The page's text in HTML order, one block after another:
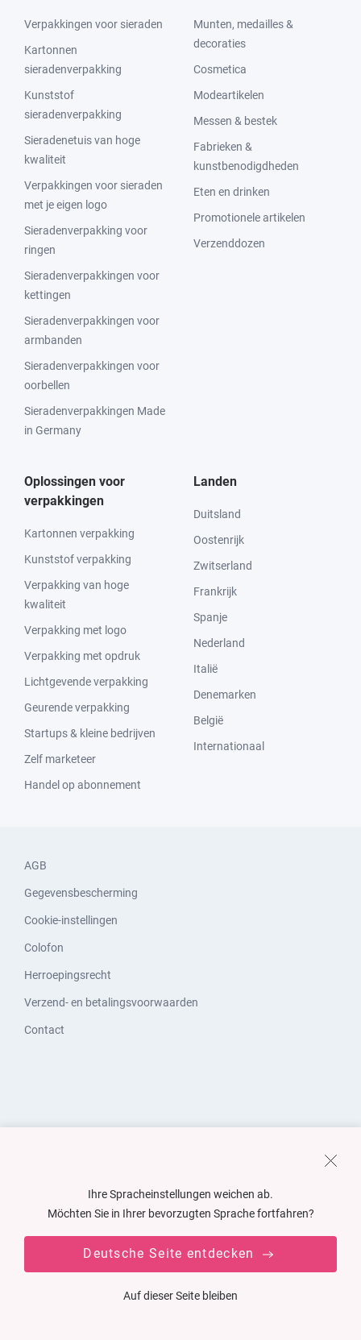
Verpakkingen voor sieraden
Kartonnen
sieradenverpakking
Kunststof
sieradenverpakking
Sieradenetuis van hoge
kwaliteit
Verpakkingen voor sieraden
met je eigen logo
Sieradenverpakking voor
ringen
Sieradenverpakkingen voor
kettingen
Sieradenverpakkingen voor
armbanden
Sieradenverpakkingen voor
oorbellen
Sieradenverpakkingen Made
in Germany
Munten, medailles &
decoraties
Cosmetica
Modeartikelen
Messen & bestek
Fabrieken &
kunstbenodigdheden
Eten en drinken
Promotionele artikelen
Verzenddozen
Oplossingen voor
verpakkingen
Kartonnen verpakking
Kunststof verpakking
Verpakking van hoge
kwaliteit
Verpakking met logo
Verpakking met opdruk
Lichtgevende verpakking
Geurende verpakking
Startups & kleine bedrijven
Zelf marketeer
Handel op abonnement
Landen
Duitsland
Oostenrijk
Zwitserland
Frankrijk
Spanje
Nederland
Italië
Denemarken
België
Internationaal
AGB
Gegevensbescherming
Cookie-instellingen
Colofon
Herroepingsrecht
Verzend- en betalingsvoorwaarden
Contact
Ihre Spracheinstellungen weichen ab.
Möchten Sie in Ihrer bevorzugten Sprache fortfahren?
Deutsche Seite entdecken
Auf dieser Seite bleiben